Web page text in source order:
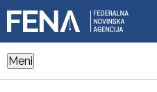
Meni